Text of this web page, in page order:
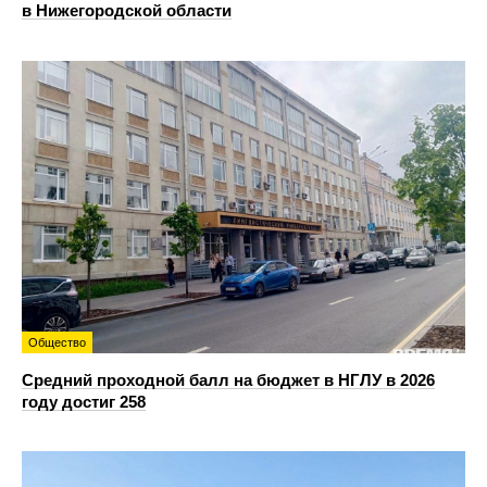
в Нижегородской области
Общество
Средний проходной балл на бюджет в НГЛУ в 2026
году достиг 258